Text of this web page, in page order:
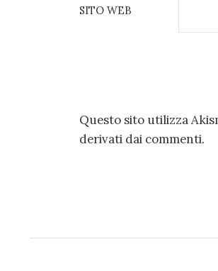
SITO WEB
Questo sito utilizza
derivati dai commenti.